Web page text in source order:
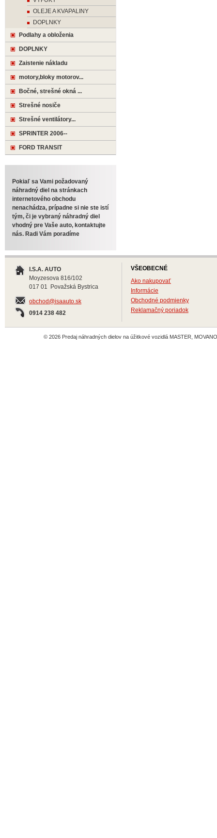
OLEJE A KVAPALINY
DOPLNKY
Podlahy a obloženia
DOPLNKY
Zaistenie nákladu
motory,bloky motorov...
Bočné, strešné okná ...
Strešné nosiče
Strešné ventilátory...
SPRINTER 2006--
FORD TRANSIT
Pokiaľ sa Vami požadovaný
náhradný diel na stránkach
internetového obchodu
nenachádza, prípadne si nie ste istí
tým, či je vybraný náhradný diel
vhodný pre Vaše auto, kontaktujte
nás. Radi Vám poradíme
I.S.A. AUTO
Moyzesova 816/102
017 01 Považská Bystrica
obchod@isaauto.sk
0914 238 482
VŠEOBECNÉ
Ako nakupovať
Informácie
Obchodné podmienky
Reklamačný poriadok
© 2026 Predaj náhradných dielov na úžitkové vozidlá MASTER,